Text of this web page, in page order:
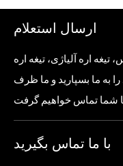
ارسال استعلام
اره آلیاژی، تیغه اره
به ما بسپارید و ما ظرف
با ما تماس بگیرید